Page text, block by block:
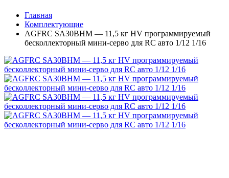
Главная
Комплектующие
AGFRC SA30BHM — 11,5 кг HV программируемый
бесколлекторный мини-серво для RC авто 1/12 1/16